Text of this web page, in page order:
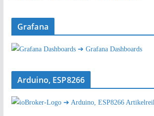
Grafana
➔ Grafana Dashboards
Arduino, ESP8266
➔ Arduino, ESP8266